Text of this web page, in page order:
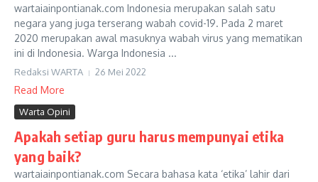
wartaiainpontianak.com Indonesia merupakan salah satu
negara yang juga terserang wabah covid-19. Pada 2 maret
2020 merupakan awal masuknya wabah virus yang mematikan
ini di Indonesia. Warga Indonesia ...
Redaksi WARTA 26 Mei 2022
Read More
Warta Opini
Apakah setiap guru harus mempunyai etika
yang baik?
wartaiainpontianak.com Secara bahasa kata ‘etika’ lahir dari